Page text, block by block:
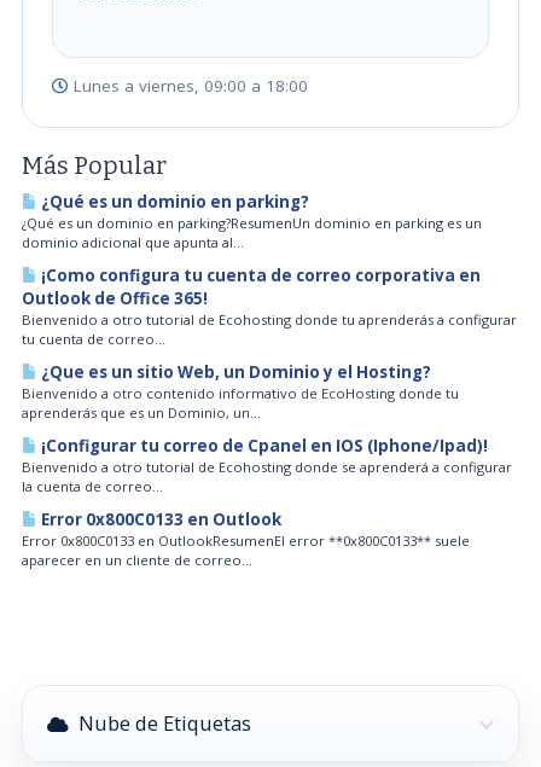
Lunes a viernes, 09:00 a 18:00
Más Popular
¿Qué es un dominio en parking?
¿Qué es un dominio en parking?ResumenUn dominio en parking es un
dominio adicional que apunta al...
¡Como configura tu cuenta de correo corporativa en
Outlook de Office 365!
Bienvenido a otro tutorial de Ecohosting donde tu aprenderás a configurar
tu cuenta de correo...
¿Que es un sitio Web, un Dominio y el Hosting?
Bienvenido a otro contenido informativo de EcoHosting donde tu
aprenderás que es un Dominio, un...
¡Configurar tu correo de Cpanel en IOS (Iphone/Ipad)!
Bienvenido a otro tutorial de Ecohosting donde se aprenderá a configurar
la cuenta de correo...
Error 0x800C0133 en Outlook
Error 0x800C0133 en OutlookResumenEl error **0x800C0133** suele
aparecer en un cliente de correo...
Nube de Etiquetas